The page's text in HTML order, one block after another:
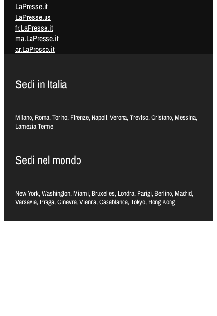
LaPresse.it
LaPresse.us
fr.LaPresse.it
ma.LaPresse.it
ar.LaPresse.it
Sedi in Italia
Milano, Roma, Torino, Firenze, Napoli, Verona, Treviso, Oristano, Messina,
Lamezia Terme
Sedi nel mondo
New York, Washington, Miami, Bruxelles, Londra, Parigi, Berlino, Madrid,
Varsavia, Praga, Ginevra, Vienna, Casablanca, Tokyo, Hong Kong